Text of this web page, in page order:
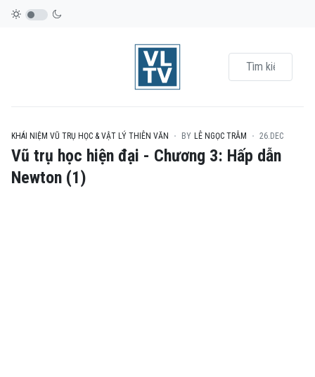
KHÁI NIỆM VŨ TRỤ HỌC & VẬT LÝ THIÊN VĂN BY LÊ NGỌC TRẪM 26.DEC
Vũ trụ học hiện đại - Chương 3: Hấp dẫn
Newton (1)